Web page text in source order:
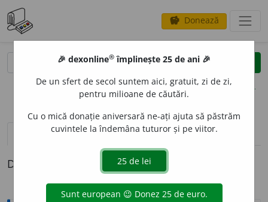
savings Donează
clear
opțiuni
definiții (1) pronunțievolume_up (50)
Definiția cu ID-ul 69922:
🎉 dexonline® împlinește 25 de ani 🎉
De un sfert de secol suntem aici, gratuit, zi de zi,
pentru milioane de căutări.
Cu o mică donație aniversară ne-ați ajuta să păstrăm
cuvintele la îndemâna tuturor și pe viitor.